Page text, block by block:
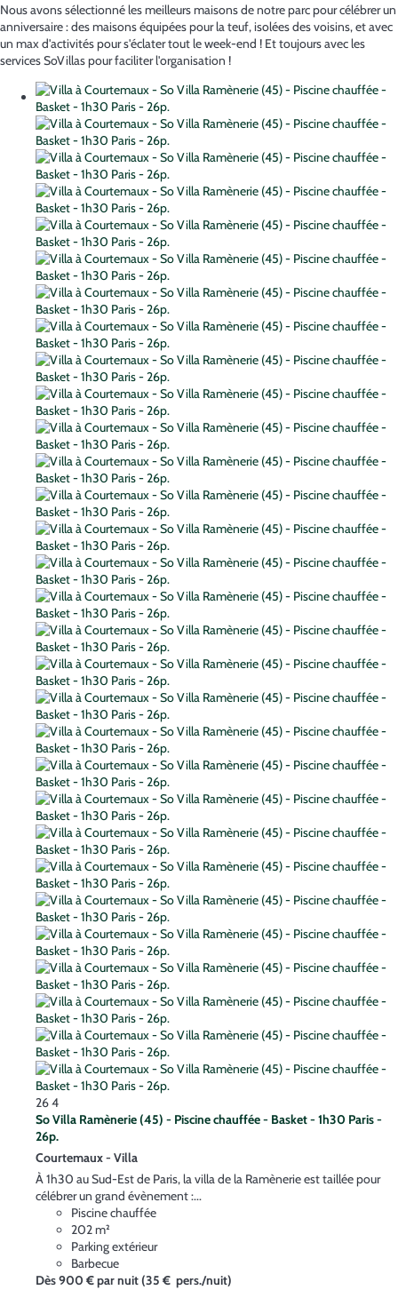
Nous avons sélectionné les meilleurs maisons de notre parc pour célébrer un
anniversaire : des maisons équipées pour la teuf, isolées des voisins, et avec
un max d'activités pour s'éclater tout le week-end ! Et toujours avec les
services SoVillas pour faciliter l'organisation !
264
So Villa Ramènerie (45) - Piscine chauffée - Basket - 1h30 Paris -
26p.
Courtemaux - Villa
À 1h30 au Sud-Est de Paris, la villa de la Ramènerie est taillée pour
célébrer un grand évènement :...
Piscine chauffée
202 m²
Parking extérieur
Barbecue
Dès900 €par nuit(35 € pers./nuit)